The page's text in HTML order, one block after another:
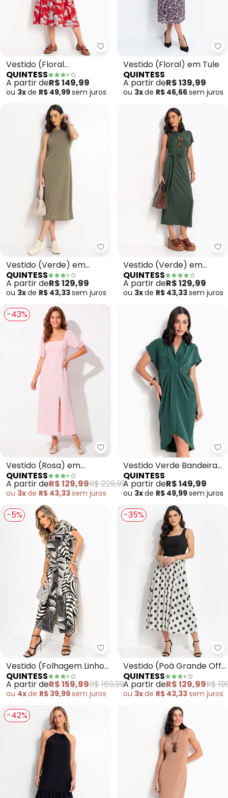
Quintess - Vestido (Floral
Vestido (Floral
Vermelho) em Malha de
Viscose
QUINTESS
A partir deR$ 149,99
ou 3xde R$ 49,99sem juros
Vestido (Floral) em Tule
QUINTESS
A partir deR$ 139,99
ou 3xde R$ 46,66sem juros
Quintess - Vestido (Verde) em
Vestido (Verde) em
Malha Canelada
QUINTESS
A partir deR$ 129,99
ou 3xde R$ 43,33sem juros
Vestido (Verde) em
Malha de Viscose
QUINTESS
A partir deR$ 129,99
ou 3xde R$ 43,33sem juros
-43%
Quintess - Vestido (Rosa) em
Vestido (Rosa) em
Viscose Plana Sarjada
QUINTESS
A partir deR$ 129,99R$ 229,99
ou 3xde R$ 43,33sem juros
Vestido Verde Bandeira
em Microfibra
QUINTESS
A partir deR$ 149,99
ou 3xde R$ 49,99sem juros
-5%
Quintess - Vestido (Folhagem
Vestido (Folhagem Linho)
em Malha de Viscose
QUINTESS
A partir deR$ 159,99R$ 169,99
ou 4xde R$ 39,99sem juros
-35%
Vestido (Poá Grande Off
White) em Viscose Plana
QUINTESS
A partir deR$ 129,99R$
ou 3xde R$ 43,33sem juros
-42%